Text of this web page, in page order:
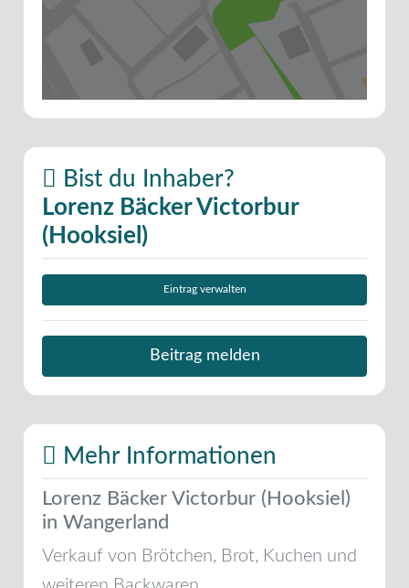
Bist du Inhaber?
Lorenz Bäcker Victorbur
(Hooksiel)
Eintrag verwalten
Beitrag melden
Mehr Informationen
Lorenz Bäcker Victorbur (Hooksiel)
in Wangerland
Verkauf von Brötchen, Brot, Kuchen und